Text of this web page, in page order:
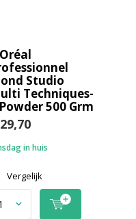
Studio
Techniques-
500 Grm
in huis
Vergelijk